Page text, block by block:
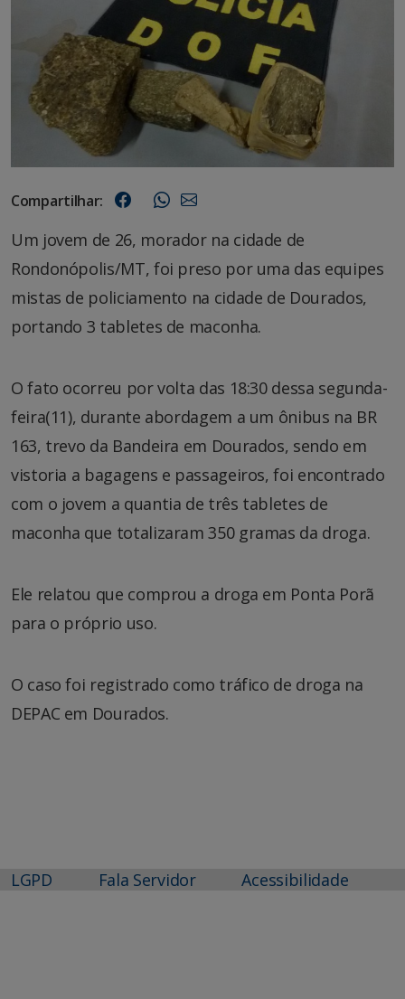
Compartilhar:
Um jovem de 26, morador na cidade de
Rondonópolis/MT, foi preso por uma das equipes
mistas de policiamento na cidade de Dourados,
portando 3 tabletes de maconha.
O fato ocorreu por volta das 18:30 dessa segunda-
feira(11), durante abordagem a um ônibus na BR
163, trevo da Bandeira em Dourados, sendo em
vistoria a bagagens e passageiros, foi encontrado
com o jovem a quantia de três tabletes de
maconha que totalizaram 350 gramas da droga.
Ele relatou que comprou a droga em Ponta Porã
para o próprio uso.
O caso foi registrado como tráfico de droga na
DEPAC em Dourados.
LGPD Fala Servidor Acessibilidade